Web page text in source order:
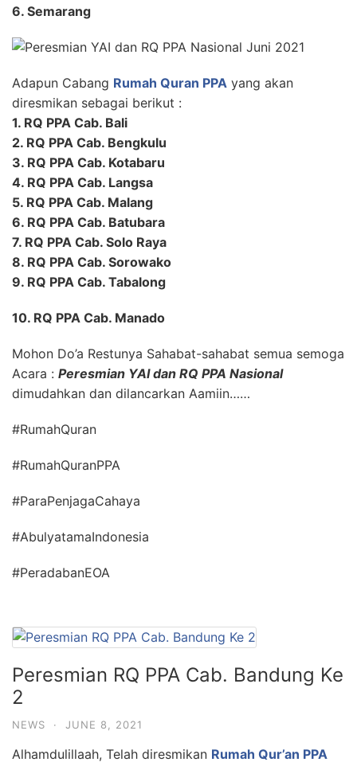
6. Semarang
Adapun Cabang Rumah Quran PPA yang akan
diresmikan sebagai berikut :
1. RQ PPA Cab. Bali
2. RQ PPA Cab. Bengkulu
3. RQ PPA Cab. Kotabaru
4. RQ PPA Cab. Langsa
5. RQ PPA Cab. Malang
6. RQ PPA Cab. Batubara
7. RQ PPA Cab. Solo Raya
8. RQ PPA Cab. Sorowako
9. RQ PPA Cab. Tabalong
10. RQ PPA Cab. Manado
Mohon Do’a Restunya Sahabat-sahabat semua semoga
Acara : Peresmian YAI dan RQ PPA Nasional
dimudahkan dan dilancarkan Aamiin……
#RumahQuran
#RumahQuranPPA
#ParaPenjagaCahaya
#AbulyatamaIndonesia
#PeradabanEOA
Peresmian RQ PPA Cab. Bandung Ke
2
NEWS · JUNE 8, 2021
Alhamdulillaah, Telah diresmikan Rumah Qur’an PPA